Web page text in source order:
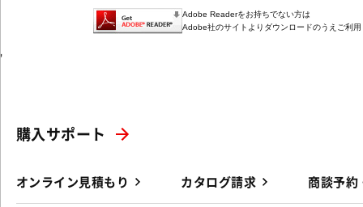
Adobe Readerをお持ちでない方は
Adobe社のサイトよりダウンロードのうえご利
'
購入サポート
オンライン見積もり カタログ請求 商談予約